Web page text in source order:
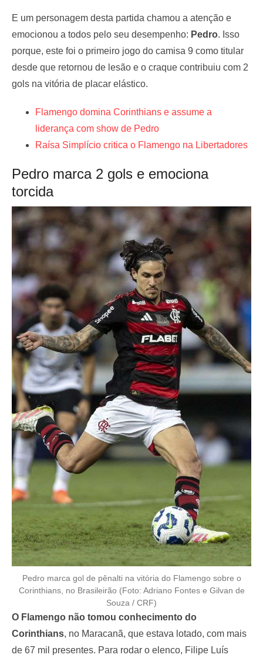
E um personagem desta partida chamou a atenção e
emocionou a todos pelo seu desempenho: Pedro. Isso
porque, este foi o primeiro jogo do camisa 9 como titular
desde que retornou de lesão e o craque contribuiu com 2
gols na vitória de placar elástico.
Flamengo domina Corinthians e assume a
liderança com show de Pedro
Raísa Simplício critica o Flamengo na Libertadores
Pedro marca 2 gols e emociona
torcida
Pedro marca gol de pênalti na vitória do Flamengo sobre o
Corinthians, no Brasileirão (Foto: Adriano Fontes e Gilvan de
Souza / CRF)
O Flamengo não tomou conhecimento do
Corinthians, no Maracanã, que estava lotado, com mais
de 67 mil presentes. Para rodar o elenco, Filipe Luís